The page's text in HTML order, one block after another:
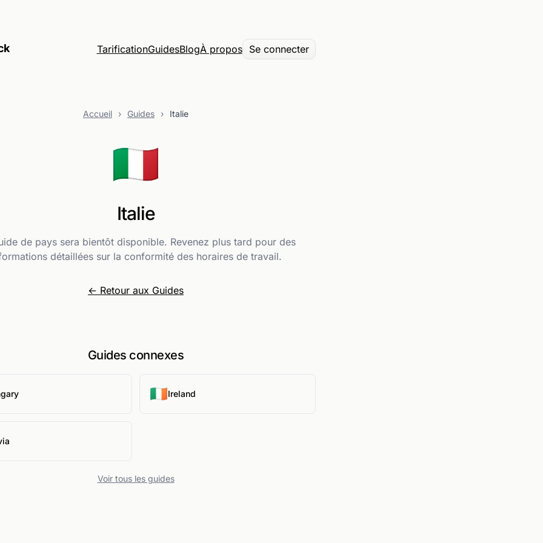
TarificationGuidesBlogÀ propos Se connecter
Accueil › Guides › Italie
🇮🇹
Italie
de pays sera bientôt disponible. Revenez plus tard pour des
détaillées sur la conformité des horaires de travail.
← Retour aux Guides
Guides connexes
🇮🇪Ireland
Voir tous les guides